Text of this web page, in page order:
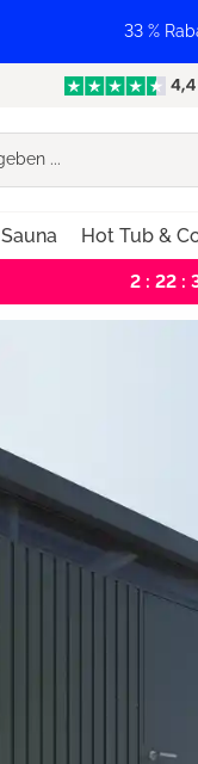
33 %
Sauna Hot Tub &
2 : 22 :